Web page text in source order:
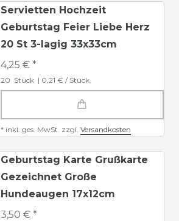
Servietten Hochzeit
Geburtstag Feier Liebe Herz
20 St 3-lagig 33x33cm
4,25 € *
20 Stück | 0,21 € / Stück
* inkl. ges. MwSt. zzgl. Versandkosten
Geburtstag Karte Grußkarte
Gezeichnet Große
Hundeaugen 17x12cm
3,50 € *